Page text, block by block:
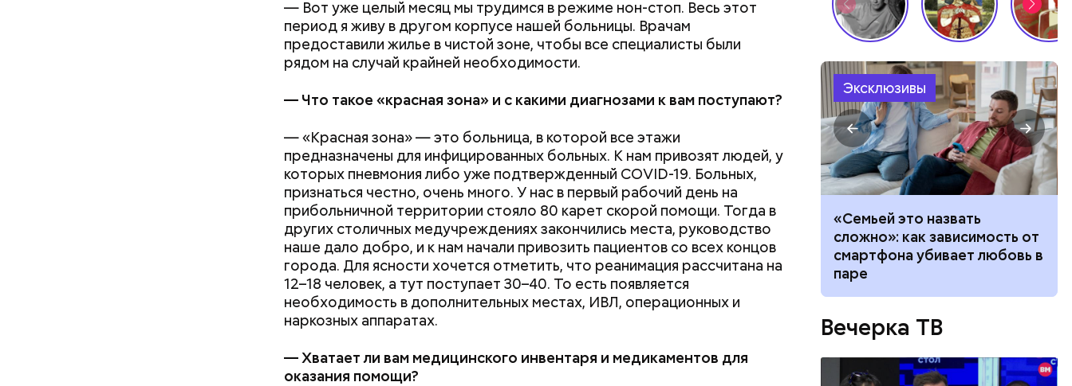
— Вот уже целый месяц мы трудимся в режиме нон-стоп. Весь этот
период я живу в другом корпусе нашей больницы. Врачам
предоставили жилье в чистой зоне, чтобы все специалисты были
рядом на случай крайней необходимости.
— Что такое «красная зона» и с какими диагнозами к вам поступают?
— «Красная зона» — это больница, в которой все этажи
предназначены для инфицированных больных. К нам привозят людей, у
которых пневмония либо уже подтвержденный COVID-19. Больных,
признаться честно, очень много. У нас в первый рабочий день на
прибольничной территории стояло 80 карет скорой помощи. Тогда в
других столичных медучреждениях закончились места, руководство
наше дало добро, и к нам начали привозить пациентов со всех концов
города. Для ясности хочется отметить, что реанимация рассчитана на
12–18 человек, а тут поступает 30–40. То есть появляется
необходимость в дополнительных местах, ИВЛ, операционных и
наркозных аппаратах.
— Хватает ли вам медицинского инвентаря и медикаментов для
оказания помощи?
На Руси святителя Николая издавна считали покровителем моряков,
купцов и детей. Ему молились и земледельцы — о хорошей погоде, о
Кроме того, святому Николаю молятся о вразумлении своих детей,
попавших в плохую компанию, и хуже того — пристрастившихся к
наркотикам. Молятся святителю Николаю о благополучном
замужестве дочерей.
Эксклюзивы
Вода за 10 тысяч: поможет ли
японский напиток сбросить
лишний вес
Не трясти и не рубить: как
убрать с участка борщевик и
чем засеять почву
«Семьей это назвать
сложно»: как зависимость от
смартфона убивает любовь в
паре
Вечерка ТВ